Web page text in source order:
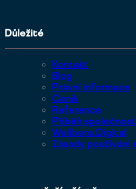
Důležité
Kontakt
Blog
Právní informace
Ceník
Reference
Příběh
Wellbens.Digital
Zásady používání